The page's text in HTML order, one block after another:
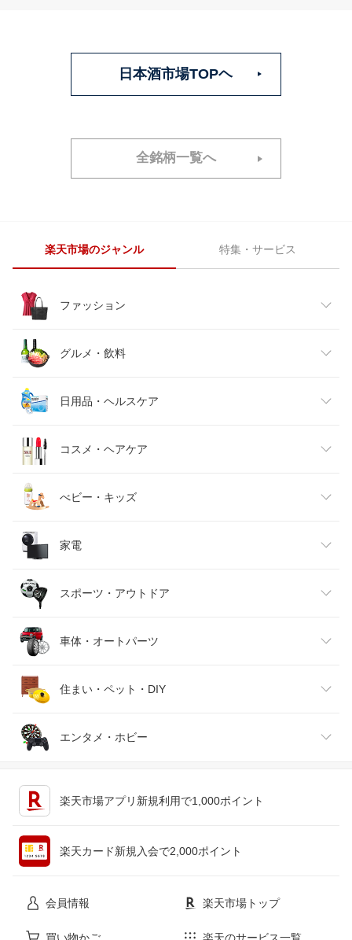
日本酒市場TOPヘ
全銘柄一覧へ
楽天市場のジャンル 特集・サービス
ファッション
レディースファッション
メンズファッション
キッズファッション
ベビーファッション
インナー・下着・ナイトウェア
バッグ・小物・ブランド雑貨
靴
腕時計
ジュエリー・アクセサリー
グルメ・飲料
食品
スイーツ・お菓子
水・ソフトドリンク
ビール・洋酒
ワイン
日本酒・焼酎
日用品・ヘルスケア
日用品雑貨・文房具・手芸
ダイエット・健康
医薬品・コンタクト・介護
コスメ・ヘアケア
美容・コスメ・香水
べビー・キッズ
キッズ・ベビー・マタニティ
おもちゃ
家電
家電
TV・オーディオ・カメラ
スマートフォン・タブレット
パソコン・周辺機器
スポーツ・アウトドア
スポーツ・アウトドア
ゴルフ
車体・オートパーツ
車用品・バイク用品
車・バイク
住まい・ペット・DIY
インテリア・寝具・収納
エンタメ・ホビー
楽天市場アプリ新規利用で1,000ポイント
楽天カード新規入会で2,000ポイント
会員情報 楽天市場トップ
買い物かご 楽天のサービス一覧